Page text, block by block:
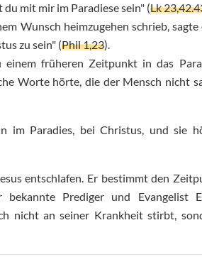
mit mir im Paradiese sein" (Lk
Wunsch heimzugehen schrieb, sagte
zu sein" (Phil 1,23).
früheren Zeitpunkt in das
Worte hörte, die der Mensch nicht
im Paradies, bei Christus, und sie
entschlafen. Er bestimmt den
Prediger und Evangelist
nicht an seiner Krankheit stirbt,